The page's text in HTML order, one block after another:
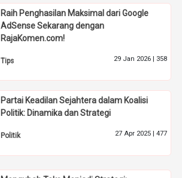
Raih Penghasilan Maksimal dari Google
AdSense Sekarang dengan
RajaKomen.com!
Tips 29 Jan 2026 | 358
Partai Keadilan Sejahtera dalam Koalisi
Politik: Dinamika dan Strategi
Politik 27 Apr 2025 | 477